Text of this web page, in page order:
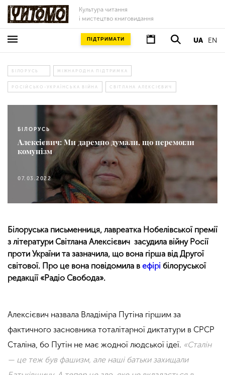
Культура читання
і мистецтво книговидання
UA EN
ПІДТРИМАТИ
БІЛОРУСЬ МІЖНАРОДНА ПІДТРИМКА
РОСІЙСЬКО-УКРАЇНСЬКА ВІЙНА СВІТЛАНА АЛЕКСІЄВИЧ
БІЛОРУСЬ
Алексієвич: Ми даремно думали, що перемогли
комунізм
07.03.2022
Білоруська письменниця, лавреатка Нобелівської премії
з літератури Світлана Алексієвич засудила війну Росії
проти України та зазначила, що вона гірша від Другої
світової. Про це вона повідомила в ефірі білоруської
редакції «Радіо Свобода».
Алексієвич назвала Владіміра Путіна гіршим за
фактичного засновника тоталітарної диктатури в СРСР
Сталіна, бо Путін не має жодної людської ідеї. «Сталін
— це теж був фашизм, але наші батьки захищали